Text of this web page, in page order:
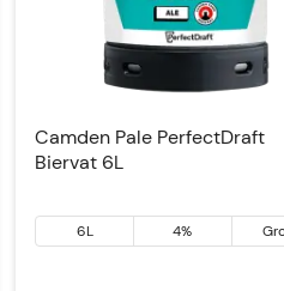
Camden Pale PerfectDraft
Biervat 6L
6L 4%